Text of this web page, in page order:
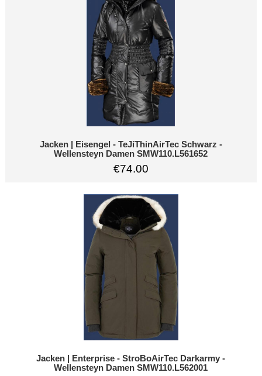
Jacken | Eisengel - TeJiThinAirTec Schwarz -
Wellensteyn Damen SMW110.L561652
€74.00
Jacken | Enterprise - StroBoAirTec Darkarmy -
Wellensteyn Damen SMW110.L562001